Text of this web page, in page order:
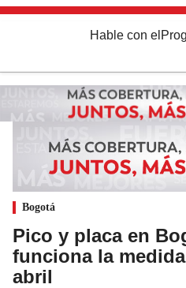
Hable con el
Bogotá
Pico y placa en
funciona la
abril